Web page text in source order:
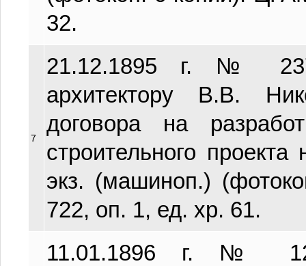
32.
7
21.12.1895 г. №
архитектору В.В.
договора на
строительного
экз. (машиноп.)
722, оп. 1, ед. хр. 61.
11.01.1896 г. №